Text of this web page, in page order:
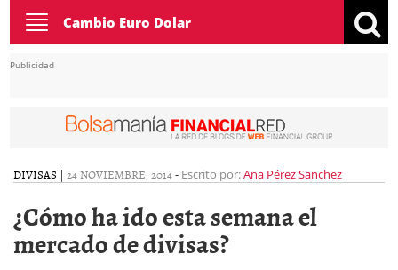
Toggle
navigation
Cambio Euro Dolar
Publicidad
DIVISAS | 24 NOVIEMBRE, 2014- Escrito por:Ana Pérez Sanchez
¿Cómo ha ido esta semana el
mercado de divisas?